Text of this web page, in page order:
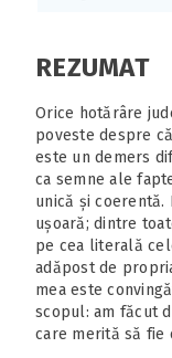
REZUMAT
Orice hotărâre
poveste despre
este un demers
ca semne ale
unică și
ușoară; dintre
pe cea literală
adăpost de
mea este
scopul: am făcut
care merită să fie